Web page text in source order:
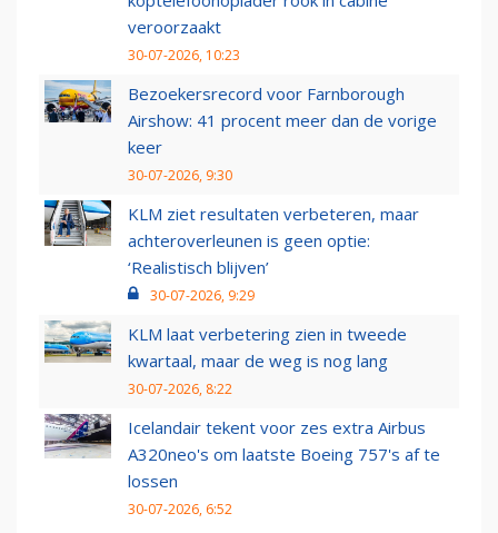
veroorzaakt
30-07-2026, 10:23
Bezoekersrecord voor Farnborough
Airshow: 41 procent meer dan de vorige
keer
30-07-2026, 9:30
KLM ziet resultaten verbeteren, maar
achteroverleunen is geen optie:
‘Realistisch blijven’
30-07-2026, 9:29
KLM laat verbetering zien in tweede
kwartaal, maar de weg is nog lang
30-07-2026, 8:22
Icelandair tekent voor zes extra Airbus
A320neo's om laatste Boeing 757's af te
lossen
30-07-2026, 6:52